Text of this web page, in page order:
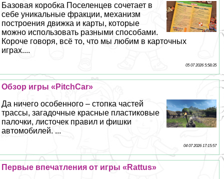
Базовая коробка Поселенцев сочетает в
себе уникальные фpaкции, механизм
построения движка и карты, которые
можно использовать разными способами.
Короче говоря, всё то, что мы любим в карточных
играх....
05 07 2026 5:58:35
Обзор игры «PitchCar»
Да ничего особенного – стопка частей
трассы, загадочные красные пластиковые
палочки, листочек правил и фишки
автомобилей. ...
04 07 2026 17:15:57
Первые впечатления от игры «Rattus»